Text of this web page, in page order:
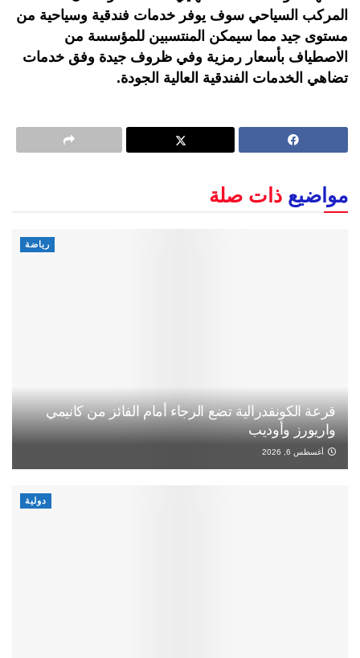
المركب السياحي سوف يوفر خدمات فندقية وسياحية من
مستوى جيد مما سيمكن المنتسبين للمؤسسة من
الاصطياف بأسعار رمزية وفي ظروف جيدة وفق خدمات
تضاهي الخدمات الفندقية العالية الجودة.
مواضيع ذات صلة
رياضة
قرعة الكونفدرالية تضع الرجاء أمام الفائز من كانيمي
واريورز وأوديب
أغسطس 6, 2026
دولية